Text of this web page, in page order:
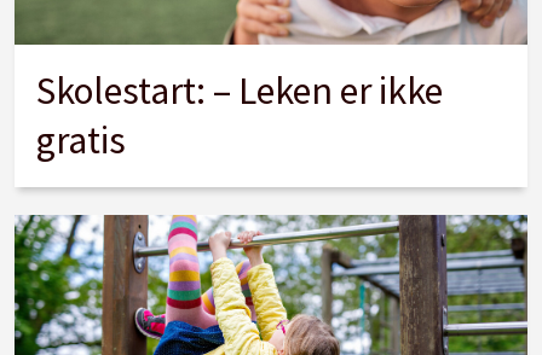
Skolestart: – Leken er ikke
gratis